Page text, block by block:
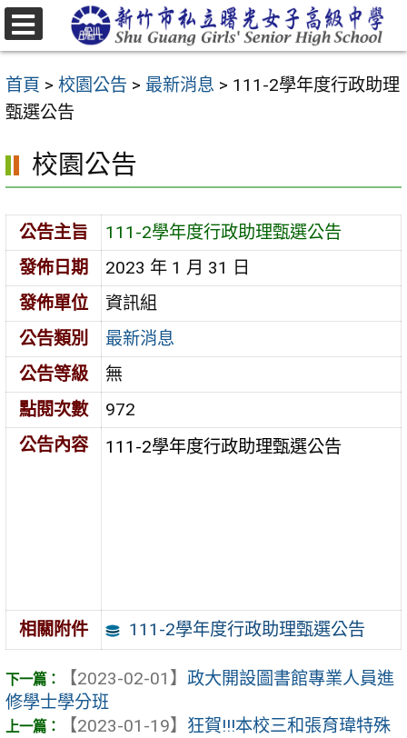
跳
至
要
內
區
首頁 > 校園公告 > 最新消息 > 111-2學年度行政助理
甄選公告
校園公告
公告主旨
111-2學年度行政助理甄選公告
發佈日期
2023 年 1 月 31 日
發佈單位
資訊組
公告類別
最新消息
公告等級
無
點閱次數
972
公告內容
111-2學年度行政助理甄選公告
相關附件 111-2學年度行政助理甄選公告
【2023-02-01】 政大開設圖書館專業人員進
修學士學分班
【2023-01-19】 狂賀!!!本校三和張育瑋特殊
選
單